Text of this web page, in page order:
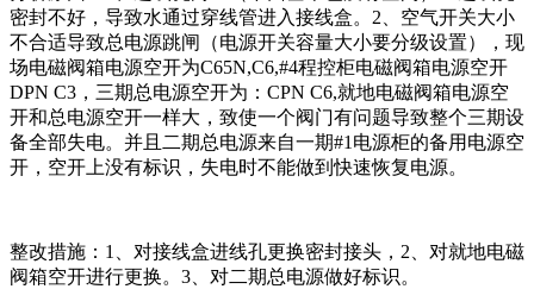
密封不好，导致水通过穿线管进入接线盒。2、空气开关大小
不合适导致总电源跳闸（电源开关容量大小要分级设置），现
场电磁阀箱电源空开为C65N,C6,#4程控柜电磁阀箱电源空开
DPN C3，三期总电源空开为：CPN C6,就地电磁阀箱电源空
开和总电源空开一样大，致使一个阀门有问题导致整个三期设
备全部失电。并且二期总电源来自一期#1电源柜的备用电源空
开，空开上没有标识，失电时不能做到快速恢复电源。
整改措施：1、对接线盒进线孔更换密封接头，2、对就地电磁
阀箱空开进行更换。3、对二期总电源做好标识。